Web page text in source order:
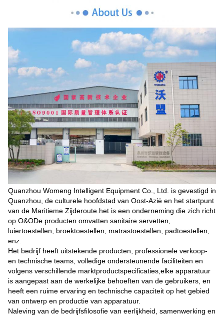
Quanzhou Womeng Intelligent Equipment Co., Ltd. is gevestigd in
Quanzhou, de culturele hoofdstad van Oost-Azië en het startpunt
van de Maritieme Zijderoute.het is een onderneming die zich richt
op O&ODe producten omvatten sanitaire servetten,
luiertoestellen, broektoestellen, matrastoestellen, padtoestellen,
enz.
Het bedrijf heeft uitstekende producten, professionele verkoop-
en technische teams, volledige ondersteunende faciliteiten en
volgens verschillende marktproductspecificaties,elke apparatuur
is aangepast aan de werkelijke behoeften van de gebruikers, en
heeft een ruime ervaring en technische capaciteit op het gebied
van ontwerp en productie van apparatuur.
Naleving van de bedrijfsfilosofie van eerlijkheid, samenwerking en